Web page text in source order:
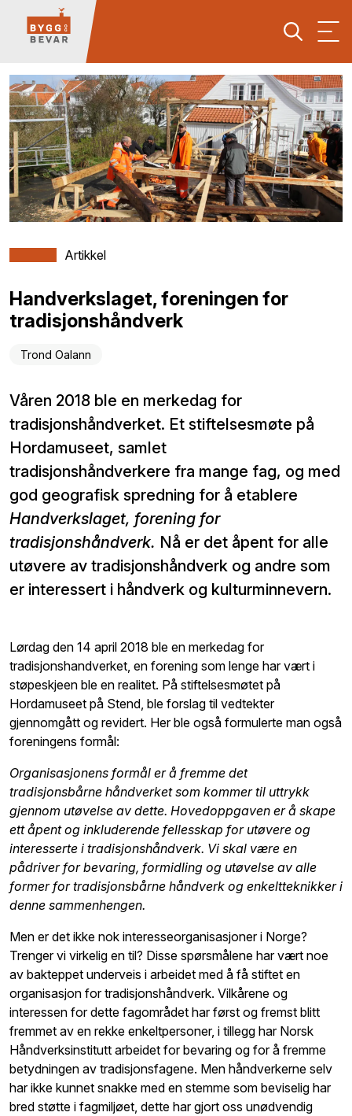
Artikkel
Handverkslaget, foreningen for
tradisjonshåndverk
Trond Oalann
Våren 2018 ble en merkedag for
tradisjonshåndverket. Et stiftelsesmøte på
Hordamuseet, samlet
tradisjonshåndverkere fra mange fag, og med
god geografisk spredning for å etablere
Handverkslaget, forening for
tradisjonshåndverk. Nå er det åpent for alle
utøvere av tradisjonshåndverk og andre som
er interessert i håndverk og kulturminnevern.
Lørdag den 14 april 2018 ble en merkedag for
tradisjonshandverket, en forening som lenge har vært i
støpeskjeen ble en realitet. På stiftelsesmøtet på
Hordamuseet på Stend, ble forslag til vedtekter
gjennomgått og revidert. Her ble også formulerte man også
foreningens formål:
Organisasjonens formål er å fremme det
tradisjonsbårne håndverket som kommer til uttrykk
gjennom utøvelse av dette. Hovedoppgaven er å skape
ett åpent og inkluderende fellesskap for utøvere og
interesserte i tradisjonshåndverk. Vi skal være en
pådriver for bevaring, formidling og utøvelse av alle
former for tradisjonsbårne håndverk og enkeltteknikker i
denne sammenhengen.
Men er det ikke nok interesseorganisasjoner i Norge?
Trenger vi virkelig en til? Disse spørsmålene har vært noe
av bakteppet underveis i arbeidet med å få stiftet en
organisasjon for tradisjonshåndverk. Vilkårene og
interessen for dette fagområdet har først og fremst blitt
fremmet av en rekke enkeltpersoner, i tillegg har Norsk
Håndverksinstitutt arbeidet for bevaring og for å fremme
betydningen av tradisjonsfagene. Men håndverkerne selv
har ikke kunnet snakke med en stemme som beviselig har
bred støtte i fagmiljøet, dette har gjort oss unødvendig